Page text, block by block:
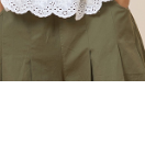
，請瀏覽以下網址：
徵得法定代理人或監護
經同意申辦者引起之
以下)
含以上)免運費